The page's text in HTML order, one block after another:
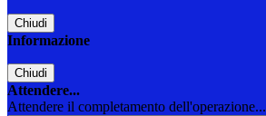
Chiudi
Informazione
Chiudi
Attendere...
Attendere il completamento dell'operazione...